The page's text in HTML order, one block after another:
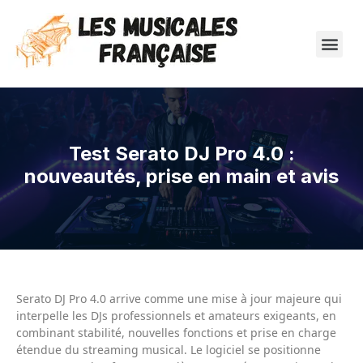
Test Serato DJ Pro 4.0 :
nouveautés, prise en main et avis
Serato DJ Pro 4.0 arrive comme une mise à jour majeure qui
interpelle les DJs professionnels et amateurs exigeants, en
combinant stabilité, nouvelles fonctions et prise en charge
étendue du streaming musical. Le logiciel se positionne